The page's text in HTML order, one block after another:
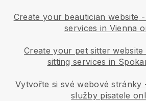
Create your beautician website -
services in Vienna
Create your pet sitter website
sitting services in
Vytvořte si své webové stránky
služby pisatele